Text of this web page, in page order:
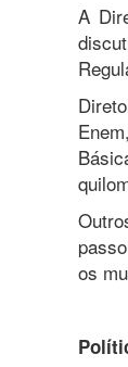
A
os